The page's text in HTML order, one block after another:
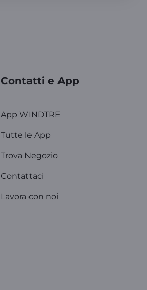
Contatti e App
App WINDTRE
Tutte le App
Trova Negozio
Contattaci
Lavora con noi